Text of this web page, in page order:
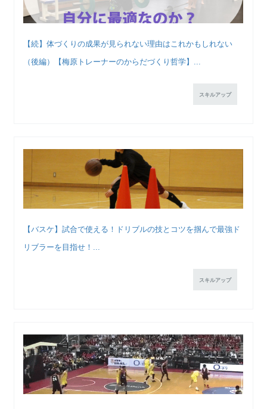
【続】体づくりの成果が見られない理由はこれかもしれない
（後編）【梅原トレーナーのからだづくり哲学】...
スキルアップ
【バスケ】試合で使える！ドリブルの技とコツを掴んで最強ド
リブラーを目指せ！...
スキルアップ